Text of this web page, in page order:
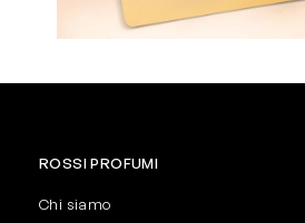
ROSSI PROFUMI
Chi siamo